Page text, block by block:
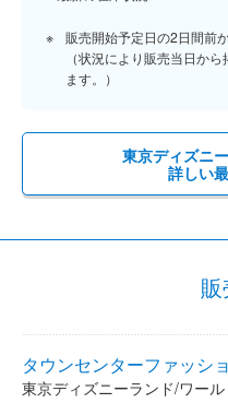
販売開始予定日の2日間前
（状況により販売当日か
ます。）
東京ディズニ
詳しい
タウンセンターファッシ
東京ディズニーランド/ワー